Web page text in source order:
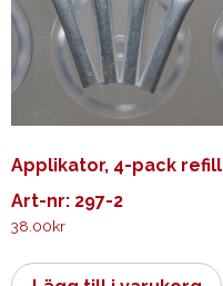
Applikator, 4-pack refill
Art-nr: 297-2
38.00kr